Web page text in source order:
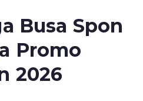
Busa Spon
Promo
2026